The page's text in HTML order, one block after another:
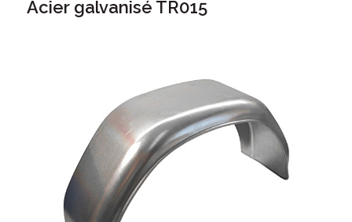
Acier galvanisé TR015